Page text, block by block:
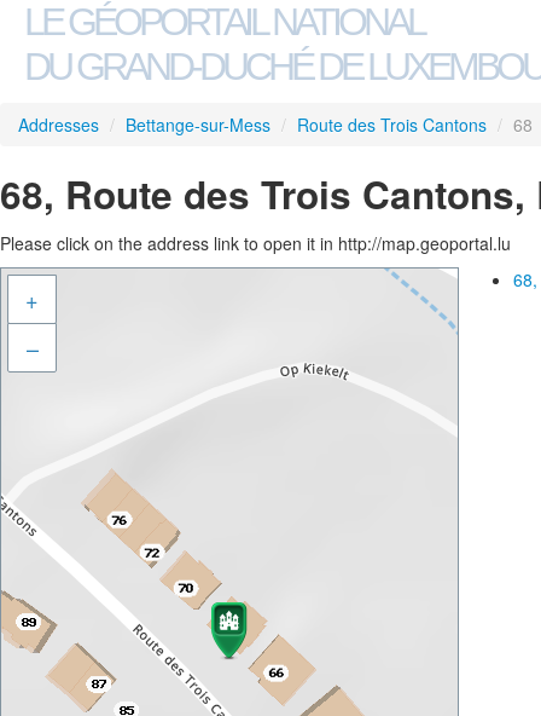
LE GÉOPORTAIL NATIONAL
DU GRAND-DUCHÉ DE
Addresses / Bettange-sur-Mess / Route des Trois Cantons / 68
68, Route des Trois
Please click on the address link to open it in http://map.geoportal.lu
+
–